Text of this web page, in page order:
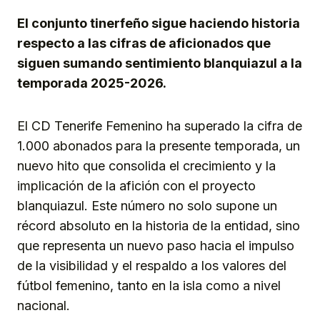
El conjunto tinerfeño sigue haciendo historia
respecto a las cifras de aficionados que
siguen sumando sentimiento blanquiazul a la
temporada 2025-2026.
El CD Tenerife Femenino ha superado la cifra de
1.000 abonados para la presente temporada, un
nuevo hito que consolida el crecimiento y la
implicación de la afición con el proyecto
blanquiazul. Este número no solo supone un
récord absoluto en la historia de la entidad, sino
que representa un nuevo paso hacia el impulso
de la visibilidad y el respaldo a los valores del
fútbol femenino, tanto en la isla como a nivel
nacional.